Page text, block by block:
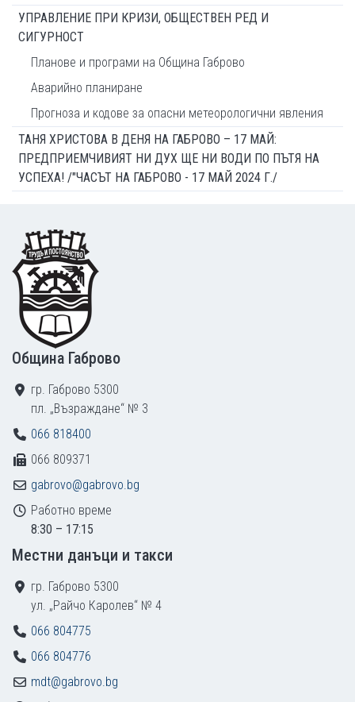
УПРАВЛЕНИЕ ПРИ КРИЗИ, ОБЩЕСТВЕН РЕД И
СИГУРНОСТ
Планове и програми на Община Габрово
Аварийно планиране
Прогноза и кодове за опасни метеорологични явления
ТАНЯ ХРИСТОВА В ДЕНЯ НА ГАБРОВО – 17 МАЙ:
ПРЕДПРИЕМЧИВИЯТ НИ ДУХ ЩЕ НИ ВОДИ ПО ПЪТЯ НА
УСПЕХА! /"ЧАСЪТ НА ГАБРОВО - 17 МАЙ 2024 Г./
Footer
Община Габрово
гр. Габрово 5300
пл. „Възраждане“ № 3
066 818400
066 809371
gabrovo@gabrovo.bg
Работно време
8:30 – 17:15
Местни данъци и такси
гр. Габрово 5300
ул. „Райчо Каролев“ № 4
066 804775
066 804776
mdt@gabrovo.bg